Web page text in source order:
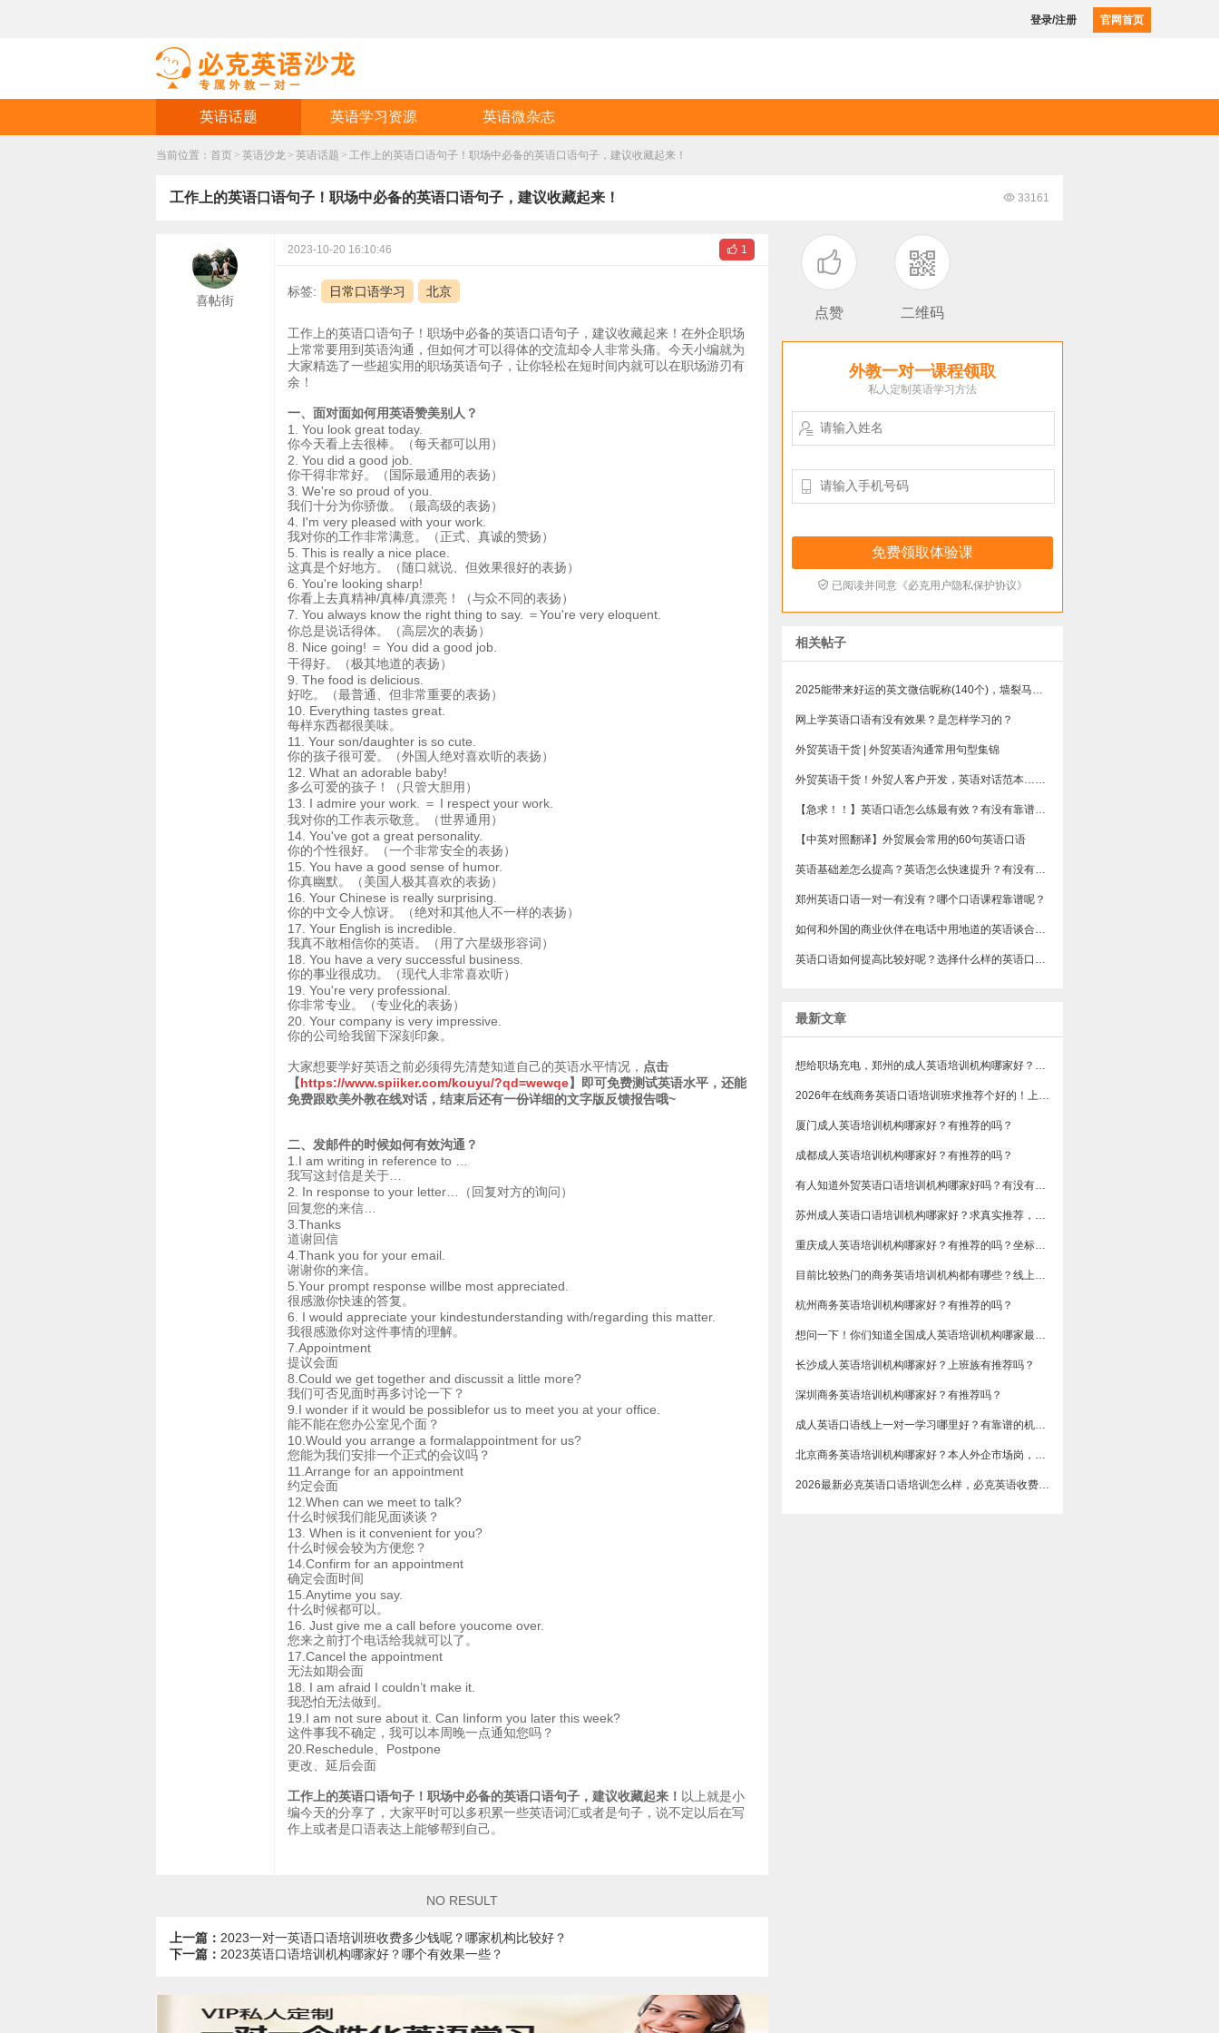
登录/注册 官网首页
英语话题 英语学习资源 英语微杂志
当前位置： 首页 > 英语沙龙 > 英语话题 > 工作上的英语口语句子！职场中必备的英语口语句子，建议收藏起来！
 33161
工作上的英语口语句子！职场中必备的英语口语句子，建议收藏起来！

点赞 二维码
外教一对一课程领取
私人定制英语学习方法


 已阅读并同意《必克用户隐私保护协议》
相关帖子
​2025能带来好运的英文微信昵称(140个)，墙裂马住！！
网上学英语口语有没有效果？是怎样学习的？
外贸英语干货 | 外贸英语沟通常用句型集锦
外贸英语干货！外贸人客户开发，英语对话范本……
【急求！！】英语口语怎么练最有效？有没有靠谱点的英语口语培训班？
【中英对照翻译】外贸展会常用的60句英语口语
​英语基础差怎么提高？英语怎么快速提升？有没有过来人说说看
郑州英语口语一对一有没有？哪个口语课程靠谱呢？
如何和外国的商业伙伴在电话中用地道的英语谈合作？
英语口语如何提高比较好呢？选择什么样的英语口语机构好？
最新文章
想给职场充电，郑州的成人英语培训机构哪家好？求真实体验，广告勿扰，感谢！
2026年在线商务英语口语培训班求推荐个好的！上班族急需，哪家好？
厦门成人英语培训机构哪家好？有推荐的吗？
成都成人英语培训机构哪家好？有推荐的吗？
有人知道外贸英语口语培训机构哪家好吗？有没有排行榜参考一下？最好说下费用
苏州成人英语口语培训机构哪家好？求真实推荐，广告勿扰，谢谢！
重庆成人英语培训机构哪家好？有推荐的吗？坐标重庆，目前在解放碑一家外贸公司做跟单
目前比较热门的商务英语培训机构都有哪些？线上好吗？还是线下呢？
杭州商务英语培训机构哪家好？有推荐的吗？
想问一下！你们知道全国成人英语培训机构哪家最好吗？收费多少呢？
长沙成人英语培训机构哪家好？上班族有推荐吗？
深圳商务英语培训机构哪家好？有推荐吗？
成人英语口语线上一对一学习哪里好？有靠谱的机构可以推荐吗？
​北京商务英语培训机构哪家好？本人外企市场岗，急需提升谈判和汇报口语，求真实体验分享，广告勿扰，谢谢
2026最新必克英语口语培训怎么样，必克英语收费价格多少？
喜帖街
 1
2023-10-20 16:10:46
标签: 日常口语学习 北京
工作上的英语口语句子！职场中必备的英语口语句子，建议收藏起来！在外企职场
上常常要用到英语沟通，但如何才可以得体的交流却令人非常头痛。今天小编就为
大家精选了一些超实用的职场英语句子，让你轻松在短时间内就可以在职场游刃有
余！
一、面对面如何用英语赞美别人？
1. You look great today.
你今天看上去很棒。（每天都可以用）
2. You did a good job.
你干得非常好。（国际最通用的表扬）
3. We're so proud of you.
我们十分为你骄傲。（最高级的表扬）
4. I'm very pleased with your work.
我对你的工作非常满意。（正式、真诚的赞扬）
5. This is really a nice place.
这真是个好地方。（随口就说、但效果很好的表扬）
6. You're looking sharp!
你看上去真精神/真棒/真漂亮！（与众不同的表扬）
7. You always know the right thing to say. ＝You're very eloquent.
你总是说话得体。（高层次的表扬）
8. Nice going! ＝ You did a good job.
干得好。（极其地道的表扬）
9. The food is delicious.
好吃。（最普通、但非常重要的表扬）
10. Everything tastes great.
每样东西都很美味。
11. Your son/daughter is so cute.
你的孩子很可爱。（外国人绝对喜欢听的表扬）
12. What an adorable baby!
多么可爱的孩子！（只管大胆用）
13. I admire your work. ＝ I respect your work.
我对你的工作表示敬意。（世界通用）
14. You've got a great personality.
你的个性很好。（一个非常安全的表扬）
15. You have a good sense of humor.
你真幽默。（美国人极其喜欢的表扬）
16. Your Chinese is really surprising.
你的中文令人惊讶。（绝对和其他人不一样的表扬）
17. Your English is incredible.
我真不敢相信你的英语。（用了六星级形容词）
18. You have a very successful business.
你的事业很成功。（现代人非常喜欢听）
19. You're very professional.
你非常专业。（专业化的表扬）
20. Your company is very impressive.
你的公司给我留下深刻印象。
大家想要学好英语之前必须得先清楚知道自己的英语水平情况， 点击
【https://www.spiiker.com/kouyu/?qd=wewqe】即可免费测试英语水平，还能
免费跟欧美外教在线对话，结束后还有一份详细的文字版反馈报告哦~
二、发邮件的时候如何有效沟通？
1.I am writing in reference to …
我写这封信是关于…
2. In response to your letter…（回复对方的询问）
回复您的来信…
3.Thanks
道谢回信
4.Thank you for your email.
谢谢你的来信。
5.Your prompt response willbe most appreciated.
很感激你快速的答复。
6. I would appreciate your kindestunderstanding with/regarding this matter.
我很感激你对这件事情的理解。
7.Appointment
提议会面
8.Could we get together and discussit a little more?
我们可否见面时再多讨论一下？
9.I wonder if it would be possiblefor us to meet you at your office.
能不能在您办公室见个面？
10.Would you arrange a formalappointment for us?
您能为我们安排一个正式的会议吗？
11.Arrange for an appointment
约定会面
12.When can we meet to talk?
什么时候我们能见面谈谈？
13. When is it convenient for you?
什么时候会较为方便您？
14.Confirm for an appointment
确定会面时间
15.Anytime you say.
什么时候都可以。
16. Just give me a call before youcome over.
您来之前打个电话给我就可以了。
17.Cancel the appointment
无法如期会面
18. I am afraid I couldn’t make it.
我恐怕无法做到。
19.I am not sure about it. Can Iinform you later this week?
这件事我不确定，我可以本周晚一点通知您吗？
20.Reschedule、Postpone
更改、延后会面
工作上的英语口语句子！职场中必备的英语口语句子，建议收藏起来！ 以上就是小
编今天的分享了，大家平时可以多积累一些英语词汇或者是句子，说不定以后在写
作上或者是口语表达上能够帮到自己。
NO RESULT
上一篇： 2023一对一英语口语培训班收费多少钱呢？哪家机构比较好？
下一篇： 2023英语口语培训机构哪家好？哪个有效果一些？